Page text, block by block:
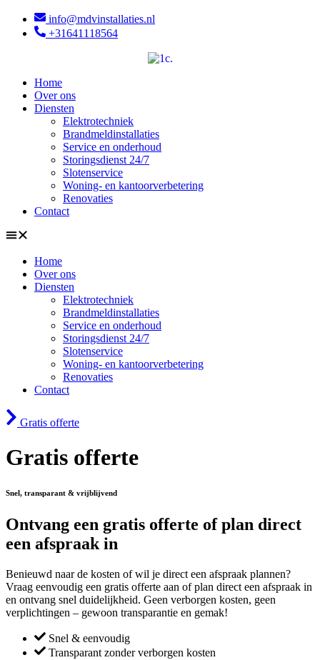
info@mdvinstallaties.nl
+31641118564
Home
Over ons
Diensten
Elektrotechniek
Brandmeldinstallaties
Service en onderhoud
Storingsdienst 24/7
Slotenservice
Woning- en kantoorverbetering
Renovaties
Contact
Home
Over ons
Diensten
Elektrotechniek
Brandmeldinstallaties
Service en onderhoud
Storingsdienst 24/7
Slotenservice
Woning- en kantoorverbetering
Renovaties
Contact
Gratis offerte
Gratis offerte
Snel, transparant & vrijblijvend
Ontvang een gratis offerte of plan direct
een afspraak in
Benieuwd naar de kosten of wil je direct een afspraak plannen?
Vraag eenvoudig een gratis offerte aan of plan direct een afspraak in
en ontvang snel duidelijkheid. Geen verborgen kosten, geen
verplichtingen – gewoon transparantie en gemak!
Snel & eenvoudig
Transparant zonder verborgen kosten